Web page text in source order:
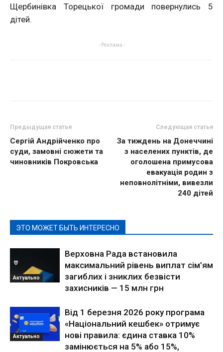
Щербинівка Торецької громади повернулись 5
дітей.
- Реклама -
Предыдущая статья
Сергій Андрійченко про
суди, замовні сюжети та
чиновників Покровська
Следующая статья
За тиждень на Донеччині
з населених пунктів, де
оголошена примусова
евакуація родин з
неповнолітніми, вивезли
240 дітей
ЭТО МОЖЕТ БЫТЬ ИНТЕРЕСНО
Актуально
Верховна Рада встановила
максимальний рівень виплат сім’ям
загиблих і зниклих безвісти
захисників — 15 млн грн
Актуально
Від 1 березня 2026 року програма
«Національний кешбек» отримує
нові правила: єдина ставка 10%
замінюється на 5% або 15%,